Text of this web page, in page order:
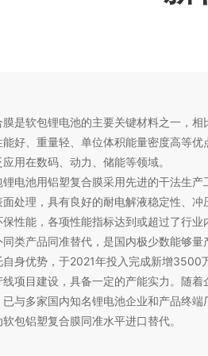
膜是软包锂电池的主要关键材料之一，
能好、重量轻、单位体积能量密度高等
用在数码、动力、储能等领域。
锂电池用铝塑复合膜采用先进的干法生
面处理，具有良好的耐电解液稳定性、
保性能，各项性能指标达到或超过了行
同类产品同准替代，是国内极少数能够
自身优势，于2021年投入完成新增3500
线项目建设，具备一定的产能实力。随
已与多家国内知名锂电池企业和产品终
包铝塑复合膜同准水平进口替代。